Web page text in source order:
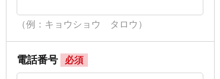
（例：キョウショウ タロウ）
電話番号 必須